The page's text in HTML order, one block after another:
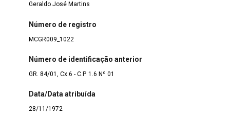
Geraldo José Martins
Número de registro
MCGR009_1022
Número de identificação anterior
GR. 84/01, Cx.6 - C.P. 1.6 Nº 01
Data/Data atribuída
28/11/1972